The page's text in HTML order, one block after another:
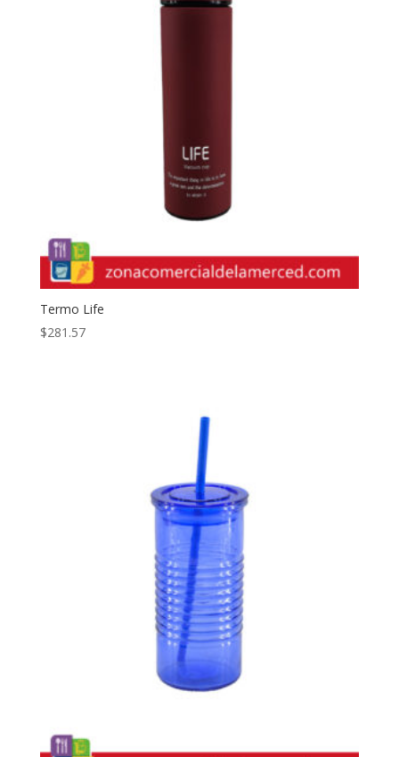
Termo Life
$281.57